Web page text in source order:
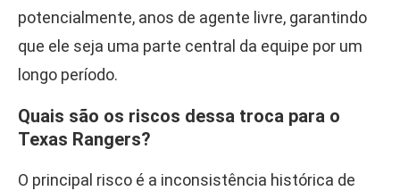
potencialmente, anos de agente livre, garantindo
que ele seja uma parte central da equipe por um
longo período.
Quais são os riscos dessa troca para o
Texas Rangers?
O principal risco é a inconsistência histórica de